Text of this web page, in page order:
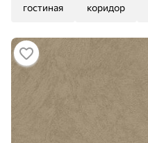
гостиная коридор